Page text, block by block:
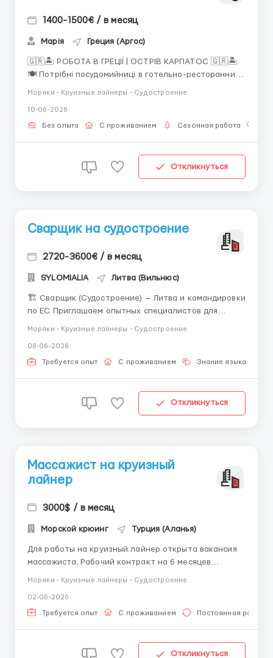
1400-1500€ / в месяц
Марія Греция (Аргос)
🇬🇷🏝️ РОБОТА В ГРЕЦІЇ | ОСТРІВ КАРПАТОС 🇬🇷🏝️
🍽️ Потрібні посудомийниці в готельно-ресторанний
1400 до 1550 € чистими 🏠 Безкоштовне проживання
🍴 Безкоштовне харчування 📄 Офіційне працевл...
Моряки - Круизные лайнеры - Судостроение
10-06-2026
Без опыта С проживанием Сезонная работа
Откликнуться
Сварщик на судостроение
2720-3600€ / в месяц
SYLOMIALIA Литва (Вильнюс)
🏗 Сварщик (Судостроение) — Литва и командировки
по ЕС Приглашаем опытных специалистов для
трудоустройством. 💰 Условия оплаты: Ставка: от 16
€/час (на руки). График: Полная занятость,
Моряки - Круизные лайнеры - Судостроение
08-06-2026
Требуется опыт С проживанием Знание языка
Откликнуться
Массажист на круизный
лайнер
3000$ / в месяц
Морской крюинг Турция (Аланья)
Для работы на круизный лайнер открыта вакансия
массажиста. Рабочий контракт на 6 месяцев
не более 50 часов в неделю, овертайм
оплачивается по двойному тарифу. Проживание,
Моряки - Круизные лайнеры - Судостроение
02-06-2026
Требуется опыт С проживанием Постоянная работа
Откликнуться